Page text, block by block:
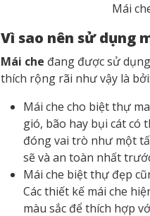
Mái
Vì sao nên sử dụng
Mái che đang được sử
thích rộng rãi như vậy là bởi:
Mái che cho biệt thự
gió, bão hay bụi cát có
đóng vai trò như một
sẽ và an toàn nhất
Mái che biệt thự đẹp
Các thiết kế mái che
màu sắc để thích hợp